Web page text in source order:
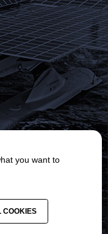
you want to
COOKIES